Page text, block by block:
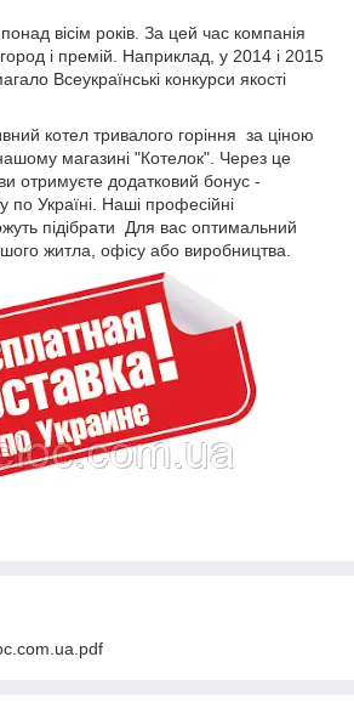
вісім років. За цей час компанія
і премій. Наприклад, у 2014 і 2015
Всеукраїнські конкурси якості
котел тривалого горіння за ціною
магазині "Котелок". Через це
отримуєте додатковий бонус -
по Україні. Наші професійні
підібрати Для вас оптимальний
житла, офісу або виробництва.